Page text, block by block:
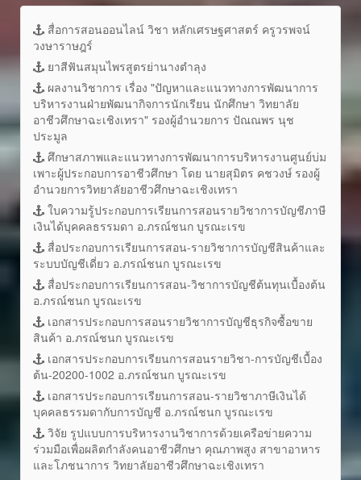
สื่อการสอนออนไลน์ วิชา หลักเศรษฐศาสตร์ ครูวรพจน์
วงษาราษฎร์
ยาสีฟันสมุนไพรสูตรย่านางตำลุง
ผลงานวิชาการ เรื่อง "ปัญหาและแนวทางการพัฒนาการ
บริหารงานฝ่ายพัฒนากิจการนักเรียน นักศึกษา วิทยาลัย
อาชีวศึกษาฉะเชิงเทรา" รองผู้อำนวยการ ปัณณพร นุช
ประมูล
ศึกษาสภาพและแนวทางการพัฒนาการบริหารงานศูนย์บ่ม
เพาะผู้ประกอบการอาชีวศึกษา โดย นายสุมิตร คชวงษ์ รองผู้
อำนวยการวิทยาลัยอาชีวศึกษาฉะเชิงเทรา
ใบความรู้ประกอบการเรียนการสอนรายวิชาการบัญชีภาษี
เงินได้บุคคลธรรมดา อ.ภรณ์ชนก บูรณะเรข
สื่อประกอบการเรียนการสอน-รายวิชาการบัญชีสินค้าและ
ระบบบัญชีเดี่ยว อ.ภรณ์ชนก บูรณะเรข
สื่อประกอบการเรียนการสอน-วิชาการบัญชีต้นทุนเบื้องต้น
อ.ภรณ์ชนก บูรณะเรข
เอกสารประกอบการสอนรายวิชาการบัญชีธุรกิจซื้อขาย
สินค้า อ.ภรณ์ชนก บูรณะเรข
เอกสารประกอบการเรียนการสอนรายวิชา-การบัญชีเบื้อง
ต้น-20200-1002 อ.ภรณ์ชนก บูรณะเรข
เอกสารประกอบการเรียนการสอน-รายวิชาภาษีเงินได้
บุคคลธรรมดากับการบัญชี อ.ภรณ์ชนก บูรณะเรข
วิจัย รูปแบบการบริหารงานวิชาการด้วยเครือข่ายความ
ร่วมมือเพื่อผลิตกำลังคนอาชีวศึกษา คุณภาพสูง สาขาอาหาร
และโภชนาการ วิทยาลัยอาชีวศึกษาฉะเชิงเทรา